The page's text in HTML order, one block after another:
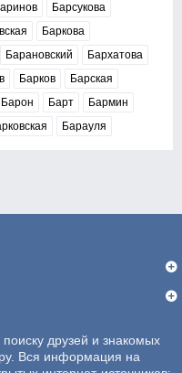
Барсукова
Баркова
Барановский
Бархатова
Барков
Барская
Барон Барт
Бармин
Барауля
друзей и знакомых
Вся информация на